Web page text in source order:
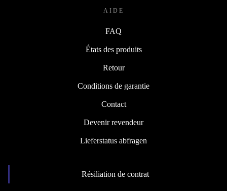
AIDE
FAQ
États des produits
Retour
Conditions de garantie
Contact
Devenir revendeur
Lieferstatus abfragen
Résiliation de contrat